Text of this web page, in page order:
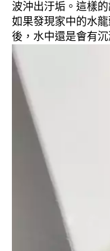
波沖出汙垢。這樣
如果發現家中的水
後，水中還是會有